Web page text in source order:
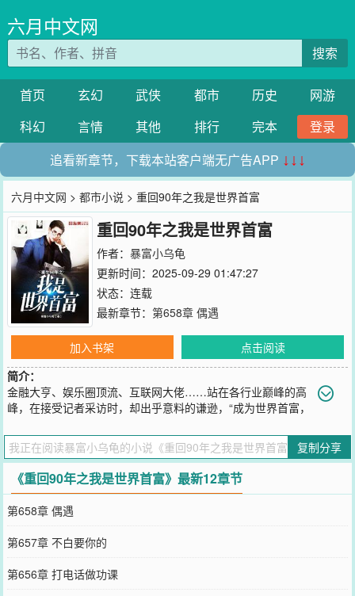
六月中文网
搜索
首页 玄幻 武侠 都市 历史
网游
科幻
言情 其他 排行 完本
登录
追看新章节，下载本站客户端无广告APP ↓↓↓
六月中文网 >都市小说 > 重回90年之我是世界首富
重回90年之我是世界首富
作者： 暴富小乌龟
更新时间：2025-09-29 01:47:27
状态：连载
最新章节： 第658章 偶遇
加入书架
点击阅读
简介：
金融大亨、娱乐圈顶流、互联网大佬……站在各行业巅峰的高
峰，在接受记者采访时，却出乎意料的谦逊，“成为世界首富，
您要是觉得《重回90年之我是世界首富》还不错的话请不要忘记向您
QQ群和微博微信里的朋友推荐哦！
复制分享
《重回90年之我是世界首富》最新12章节
第658章 偶遇
第657章 不白要你的
第656章 打电话做功课